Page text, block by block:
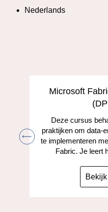
Nederlands
Microsoft
Deze cursus
praktijken om data-
te implementeren
Fabric. Je leert